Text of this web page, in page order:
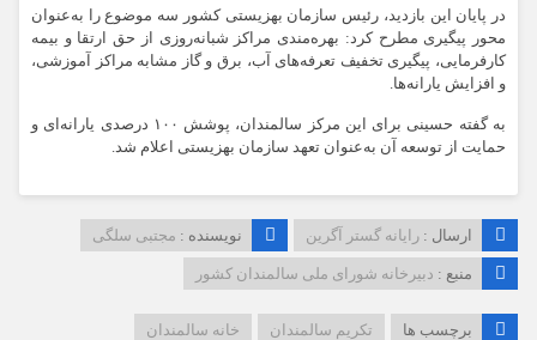
در پایان این بازدید، رئیس سازمان بهزیستی کشور سه موضوع را به‌عنوان
محور پیگیری مطرح کرد: بهره‌مندی مراکز شبانه‌روزی از حق ارتقا و بیمه
کارفرمایی، پیگیری تخفیف تعرفه‌های آب، برق و گاز مشابه مراکز آموزشی،
و افزایش یارانه‌ها.
به گفته حسینی برای این مرکز سالمندان، پوشش ۱۰۰ درصدی یارانه‌ای و
حمایت از توسعه آن به‌عنوان تعهد سازمان بهزیستی اعلام شد.
ارسال : رایانه گستر آگرین نویسنده : مجتبی سلگی
منبع : دبیرخانه شورای ملی سالمندان کشور
برچسب ها تکریم سالمندان
خانه سالمندان